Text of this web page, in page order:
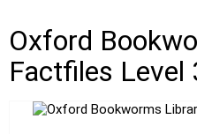
Oxford
Factfiles Level